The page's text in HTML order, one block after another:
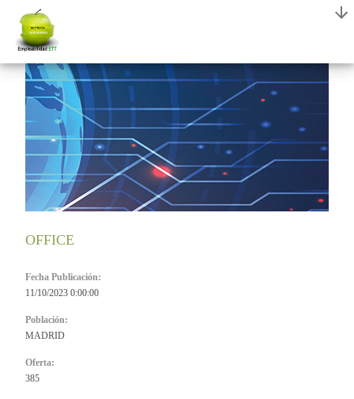
OFFICE
Fecha Publicación:
11/10/2023 0:00:00
Población:
MADRID
Oferta:
385